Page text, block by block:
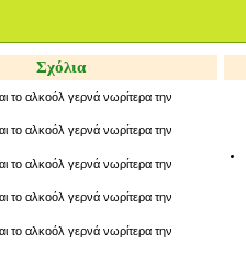
Σχόλια
το αλκοόλ γερνά νωρίτερα την
το αλκοόλ γερνά νωρίτερα την
το αλκοόλ γερνά νωρίτερα την
το αλκοόλ γερνά νωρίτερα την
το αλκοόλ γερνά νωρίτερα την